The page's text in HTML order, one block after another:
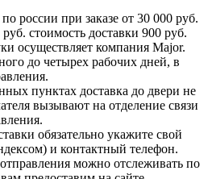
россии при заказе от 30 000 руб.
стоимость доставки 900 руб.
осуществляет компания Major.
до четырех рабочих дней, в
пунктах доставка до двери не
вызывают на отделение связи
обязательно укажите свой
и контактный телефон.
можно отслеживать по